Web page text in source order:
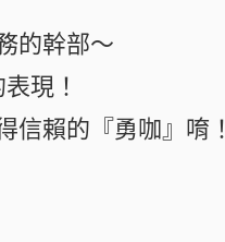
的幹部～
現！
信賴的『勇咖』唷！